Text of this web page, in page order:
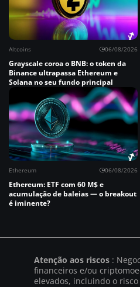
Altcoins 06/08/2026
Grayscale coroa o BNB: o token da
Binance ultrapassa Ethereum e
Solana no seu fundo principal
Ethereum 06/08/2026
Ethereum: ETF com 60 M$ e
acumulação de baleias — o breakout
é iminente?
Atenção aos riscos :
financeiros e/ou
elevados, incluindo o